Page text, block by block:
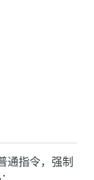
通指令，强制